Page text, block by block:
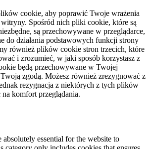
cookie, aby poprawić Twoje wrażenia
witryny. Spośród nich pliki cookie, które są
są przechowywane w przeglądarce,
do działania podstawowych funkcji strony
również plików cookie stron trzecich, które
i zrozumieć, w jaki sposób korzystasz z
będą przechowywane w Twojej
zgodą. Możesz również zrezygnować z
rezygnacja z niektórych z tych plików
komfort przeglądania.
absolutely essential for the website to